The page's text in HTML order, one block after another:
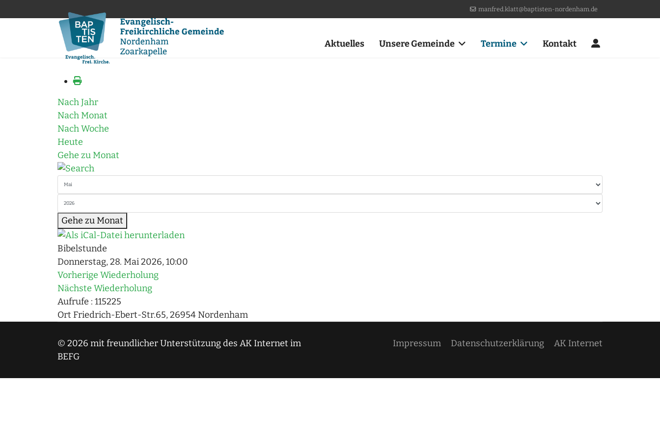
manfred.klatt@baptisten-nordenham.de
Aktuelles Unsere Gemeinde Termine Kontakt
Nach Jahr
Nach Monat
Nach Woche
Heute
Gehe zu Monat
Gehe zu Monat
Bibelstunde
Donnerstag, 28. Mai 2026, 10:00
Vorherige Wiederholung
Nächste Wiederholung
Aufrufe : 115225
Ort Friedrich-Ebert-Str.65, 26954 Nordenham
© 2026 mit freundlicher Unterstützung des AK Internet im
BEFG
Impressum Datenschutzerklärung AK Internet